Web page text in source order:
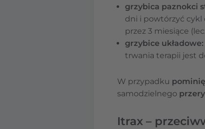
grzybica paznokci
dni i powtórzyć
przez 3 miesiące
grzybice układowe:
trwania terapii jest
W przypadku
samodzielnego
Itrax –